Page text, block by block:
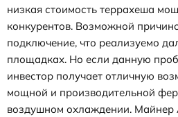
низкая стоимость террахеша
конкурентов. Возможной
подключение, что реализуемо
площадках. Но если данную
инвестор получает отличную
мощной и производительной
воздушном охлаждении. Майнер